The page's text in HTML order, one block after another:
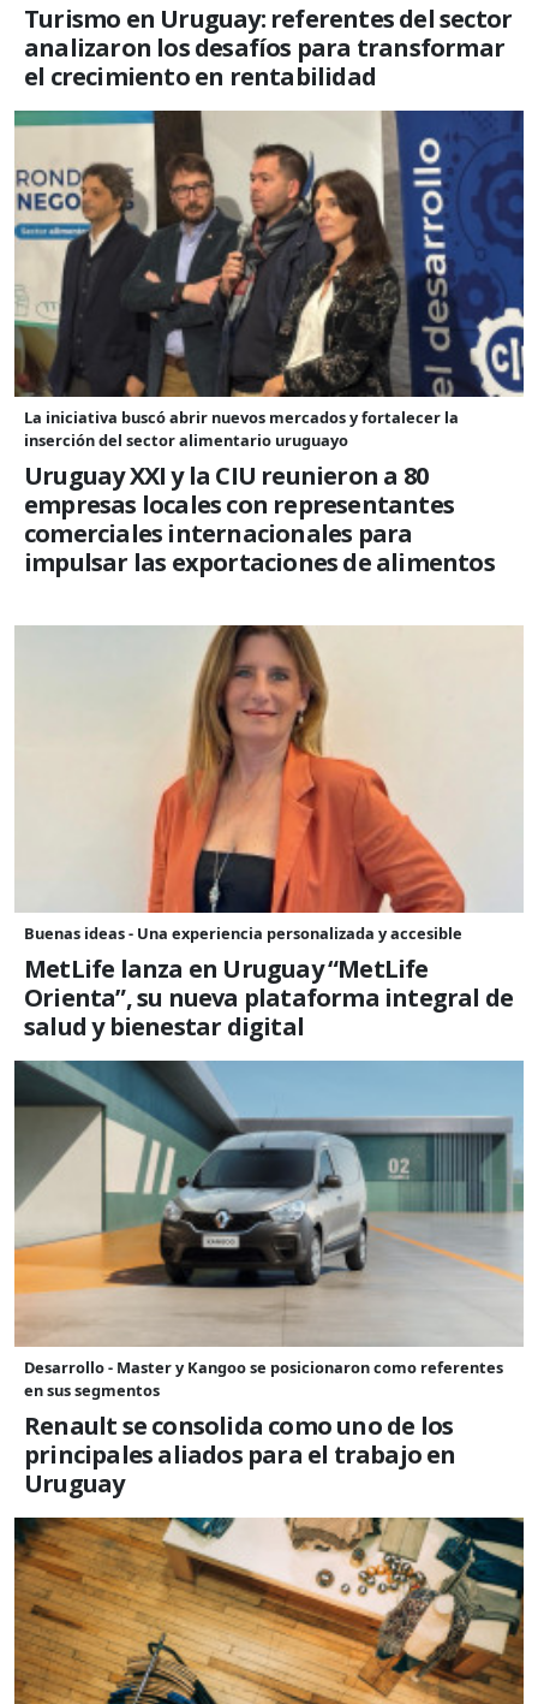
Turismo en Uruguay: referentes del sector
analizaron los desafíos para transformar
el crecimiento en rentabilidad
La iniciativa buscó abrir nuevos mercados y fortalecer la
inserción del sector alimentario uruguayo
Uruguay XXI y la CIU reunieron a 80
empresas locales con representantes
comerciales internacionales para
impulsar las exportaciones de alimentos
Buenas ideas - Una experiencia personalizada y accesible
MetLife lanza en Uruguay “MetLife
Orienta”, su nueva plataforma integral de
salud y bienestar digital
Desarrollo - Master y Kangoo se posicionaron como referentes
en sus segmentos
Renault se consolida como uno de los
principales aliados para el trabajo en
Uruguay